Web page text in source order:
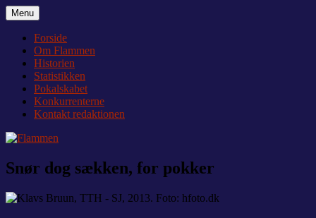
Videre
til
indhold
Flammen
Nyheder og debat om Team Tvis Holstebro
Menu
Forside
Om Flammen
Historien
Statistikken
Pokalskabet
Konkurrenterne
Kontakt redaktionen
Snør dog sækken, for pokker